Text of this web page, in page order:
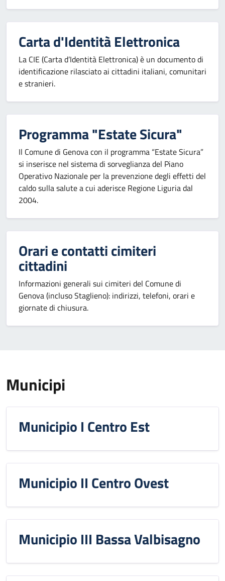
Carta d'Identità Elettronica
La CIE (Carta d’Identità Elettronica) è un documento di
identificazione rilasciato ai cittadini italiani, comunitari
e stranieri.
Programma "Estate Sicura"
Il Comune di Genova con il programma “Estate Sicura”
si inserisce nel sistema di sorveglianza del Piano
Operativo Nazionale per la prevenzione degli effetti del
caldo sulla salute a cui aderisce Regione Liguria dal
2004.
Orari e contatti cimiteri
cittadini
Informazioni generali sui cimiteri del Comune di
Genova (incluso Staglieno): indirizzi, telefoni, orari e
giornate di chiusura.
Municipi
Municipio I Centro Est
Municipio II Centro Ovest
Municipio III Bassa Valbisagno